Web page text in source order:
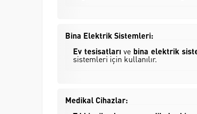
Bina Elektrik Sistemleri:
Ev tesisatları ve bina elektrik
sistemleri için kullanılır.
Medikal Cihazlar: